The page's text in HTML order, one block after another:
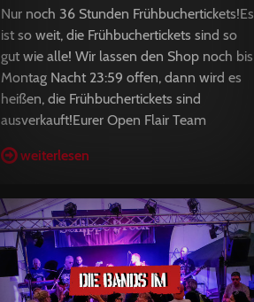
Nur noch 36 Stunden Frühbuchertickets!Es
ist so weit, die Frühbuchertickets sind so
gut wie alle! Wir lassen den Shop noch bis
Montag Nacht 23:59 offen, dann wird es
heißen, die Frühbuchertickets sind
ausverkauft!Eurer Open Flair Team
weiterlesen